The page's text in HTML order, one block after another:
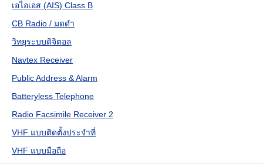
เอไอเอส (AIS) Class B
CB Radio / มดดำ
วิทยุระบบดิจิตอล
Navtex Receiver
Public Address & Alarm
Batteryless Telephone
Radio Facsimile Receiver 2
VHF แบบติดตั้งประจำที่
VHF แบบมือถือ